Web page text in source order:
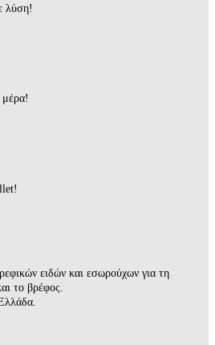
λύση!
μέρα!
ειδών και εσωρούχων για τη
το βρέφος.